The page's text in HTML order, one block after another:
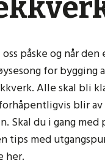
påske og når den
for bygging
Alle skal bli
blir
Skal du i gang med
tips med
her.